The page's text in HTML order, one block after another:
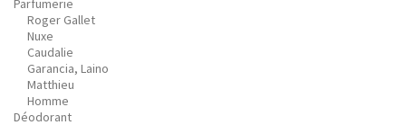
Parfumerie
Roger Gallet
Nuxe
Caudalie
Garancia, Laino
Matthieu
Homme
Déodorant